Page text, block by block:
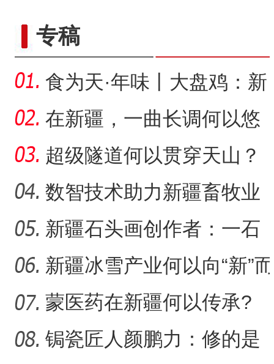
侨乡故事 | 从游客到创客：
专稿
食为天·年味丨大盘鸡：新
疆春节餐桌上的年味担当
在新疆，一曲长调何以悠
扬？
超级隧道何以贯穿天山？
数智技术助力新疆畜牧业
走“新”路
新疆石头画创作者：一石
一画乐在其中
新疆冰雪产业何以向“新”而
行？
蒙医药在新疆何以传承?
锔瓷匠人颜鹏力：修的是